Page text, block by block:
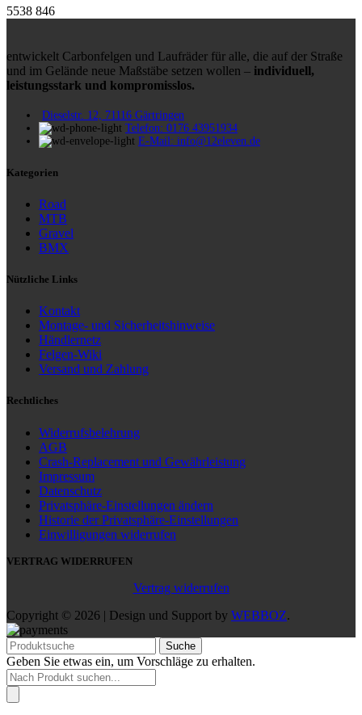
5538 846
entwickelt Carbonfelgen und Laufräder für alle, die auf der Straße
und im Gelände neue Maßstäbe setzen wollen – individuell,
leistungsstark und kompromisslos.
Dieselstr. 12, 71116 Gärtringen
Telefon: 0176 43951934
E-Mail: info@12eleven.de
Kategorien
Road
MTB
Gravel
BMX
Nützliche Links
Kontakt
Montage- und Sicherheitshinweise
Händlernetz
Felgen-Wiki
Versand und Zahlung
Rechtliches
Widerrufsbelehrung
AGB
Crash-Replacement und Gewährleistung
Impressum
Datenschutz
Privatsphäre-Einstellungen ändern
Historie der Privatsphäre-Einstellungen
Einwilligungen widerrufen
VERTRAG WIDERRUFEN
Vertrag widerrufen
Copyright © 2026 | Design und Support by WEBBOZ.
Suche
Geben Sie etwas ein, um Vorschläge zu erhalten.
Products
search